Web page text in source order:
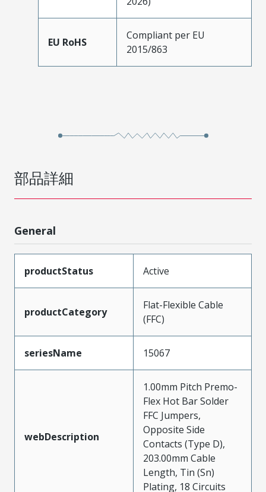
EU RoHS
Compliant per EU
2015/863
部品詳細
General
productStatus Active
productCategory
Flat-Flexible Cable
(FFC)
seriesName 15067
webDescription
1.00mm Pitch Premo-
Flex Hot Bar Solder
FFC Jumpers,
Opposite Side
Contacts (Type D),
203.00mm Cable
Length, Tin (Sn)
Plating, 18 Circuits